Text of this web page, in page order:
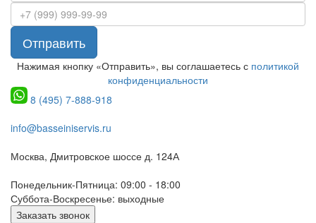
Отправить
Нажимая кнопку «Отправить», вы соглашаетесь с политикой
конфиденциальности
8 (495) 7-888-918
info@basseiniservis.ru
Москва, Дмитровское шоссе д. 124А
Понедельник-Пятница: 09:00 - 18:00
Суббота-Воскресенье: выходные
Заказать звонок